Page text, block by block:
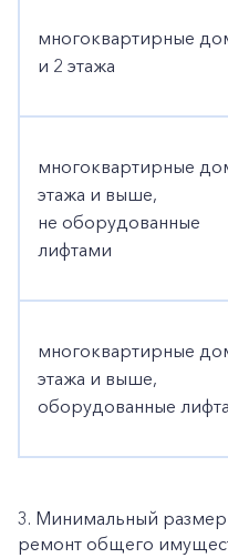
многоквартирные
и 2 этажа
многоквартирные
этажа и выше,
не оборудованные
лифтами
многоквартирные
этажа и выше,
оборудованные
3. Минимальный размер
ремонт общего